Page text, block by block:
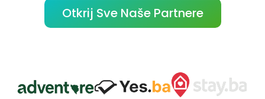
Otkrij Sve Naše Partnere